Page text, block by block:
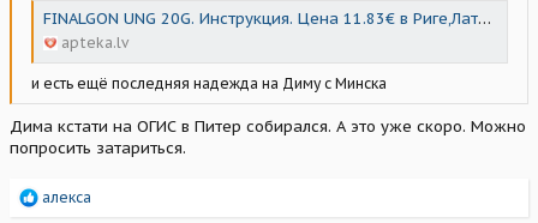
FINALGON UNG 20G. Инструкция. Цена 11.83€ в Риге,Латвии
apteka.lv
и есть ещё последняя надежда на Диму с Минска
Дима кстати на ОГИС в Питер собирался. А это уже скоро. Можно
попросить затариться.
Р
алекса